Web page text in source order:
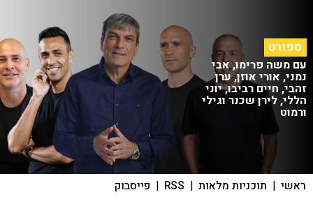
ספורט
עם משה פרימו, אבי
נמני, אורי אוזן, ערן
זהבי, חיים רביבו, יוני
הללי, לירן שכנר וגילי
ורמוט
ראשי | תוכניות מלאות |
RSS
| פייסבוק